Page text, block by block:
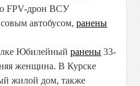
FPV-дрон ВСУ
автобусом,ранены
Юбилейныйранены 33-
женщина. В Курске
жилой дом, также